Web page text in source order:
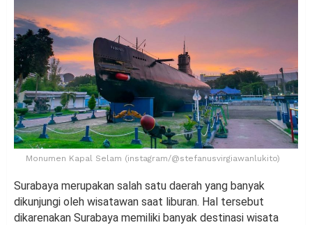
Monumen Kapal Selam (instagram/@stefanusvirgiawanlukito)
Surabaya merupakan salah satu daerah yang banyak
dikunjungi oleh wisatawan saat liburan. Hal tersebut
dikarenakan Surabaya memiliki banyak destinasi wisata